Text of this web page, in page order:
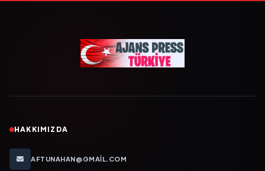
HAKKIMIZDA
AFTUNAHAN@GMAIL.COM